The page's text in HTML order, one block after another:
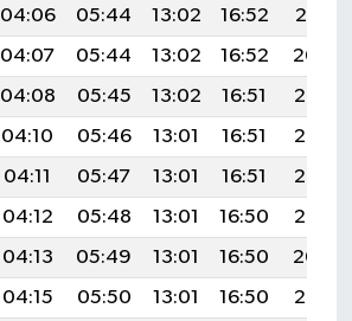
04:06 05:44 13:02 16:52
20:10
04:07 05:44 13:02 16:52
20:09
04:08 05:45 13:02 16:51
20:08
04:10 05:46 13:01 16:51
20:07
04:11 05:47 13:01 16:51
20:06
04:12 05:48 13:01 16:50
20:05
04:13 05:49 13:01 16:50
20:04
04:15 05:50 13:01 16:50
20:03